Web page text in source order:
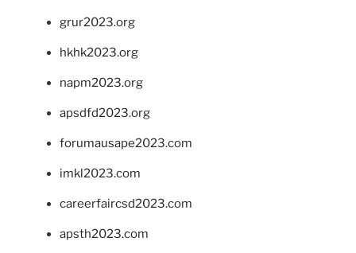
grur2023.org
hkhk2023.org
napm2023.org
apsdfd2023.org
forumausape2023.com
imkl2023.com
careerfaircsd2023.com
apsth2023.com